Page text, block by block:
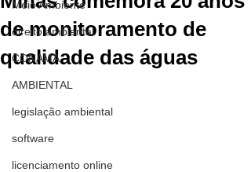
Meio Ambiente
direito ambiental
CONAMA
AMBIENTAL
legislação ambiental
software
licenciamento online
de monitoramento de
qualidade das águas